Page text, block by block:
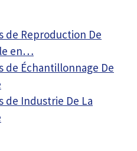
de Reproduction De
en…
de Échantillonnage De
de Industrie De La